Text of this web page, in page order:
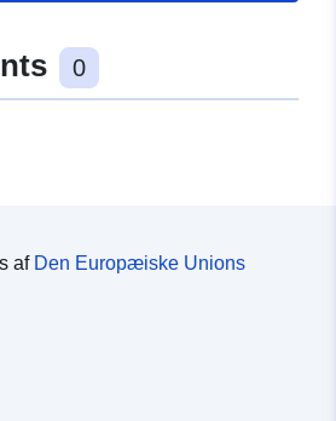
0
af Den Europæiske Unions